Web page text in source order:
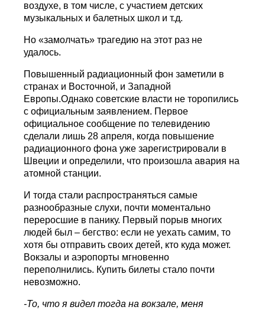
воздухе, в том числе, с участием детских
музыкальных и балетных школ и т.д.
Но «замолчать» трагедию на этот раз не
удалось.
Повышенный радиационный фон заметили в
странах и Восточной, и Западной
Европы.Однако советские власти не торопились
с официальным заявлением. Первое
официальное сообщение по телевидению
сделали лишь 28 апреля, когда повышение
радиационного фона уже зарегистрировали в
Швеции и определили, что произошла авария на
атомной станции.
И тогда стали распространяться самые
разнообразные слухи, почти моментально
переросшие в панику. Первый порыв многих
людей был – бегство: если не уехать самим, то
хотя бы отправить своих детей, кто куда может.
Вокзалы и аэропорты мгновенно
переполнились. Купить билеты стало почти
невозможно.
-То, что я видел тогда на вокзале, меня